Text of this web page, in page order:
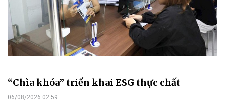
“Chìa khóa” triển khai ESG thực chất
06/08/2026 02:59